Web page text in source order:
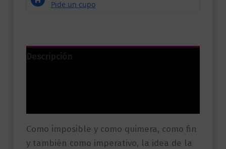
Descripción
Como imposible y como quimera, como fin
y también como imperativo, la idea de la